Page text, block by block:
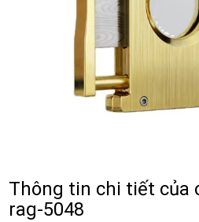
Thông tin chi tiết của
rag-5048